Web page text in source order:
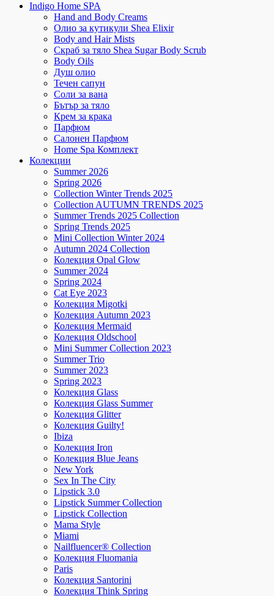
Indigo Home SPA
Hand and Body Creams
Олио за кутикули Shea Elixir
Body and Hair Mists
Скраб за тяло Shea Sugar Body Scrub
Body Oils
Душ олио
Течен сапун
Соли за вана
Бътър за тяло
Крем за крака
Парфюм
Салонен Парфюм
Home Spa Комплект
Колекции
Summer 2026
Spring 2026
Collection Winter Trends 2025
Collection AUTUMN TRENDS 2025
Summer Trends 2025 Collection
Spring Trends 2025
Mini Collection Winter 2024
Autumn 2024 Collection
Колекция Opal Glow
Summer 2024
Spring 2024
Cat Eye 2023
Колекция Migotki
Колекция Autumn 2023
Колекция Mermaid
Колекция Oldschool
Mini Summer Collection 2023
Summer Trio
Summer 2023
Spring 2023
Колекция Glass
Колекция Glass Summer
Колекция Glitter
Колекция Guilty!
Ibiza
Колекция Iron
Колекция Blue Jeans
New York
Sex In The City
Lipstick 3.0
Lipstick Summer Collection
Lipstick Collection
Mama Style
Miami
Nailfluencer® Collection
Колекция Fluomania
Paris
Колекция Santorini
Колекция Think Spring